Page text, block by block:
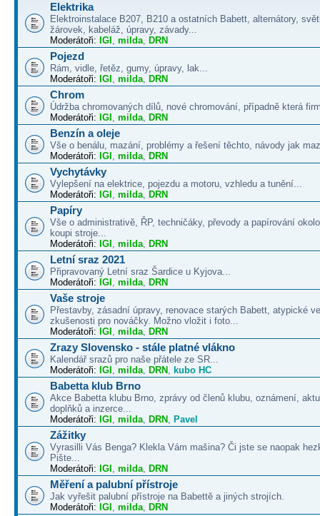
Elektrika
Elektroinstalace B207, B210 a ostatních Babett, alternátory,
žárovek, kabeláž, úpravy, závady...
Moderátoři: IGI , milda, DRN
Pojezd
Rám, vidle, řetěz, gumy, úpravy, lak...
Moderátoři: IGI , milda, DRN
Chrom
Údržba chromovaných dílů, nové chromování, případně která
Moderátoři: IGI , milda, DRN
Benzín a oleje
Vše o benálu, mazání, problémy a řešení těchto, návody jak
Moderátoři: IGI , milda, DRN
Vychytávky
Vylepšení na elektrice, pojezdu a motoru, vzhledu a tunění...
Moderátoři: IGI , milda, DRN
Papíry
Vše o administrativě, ŘP, techničáky, převody a papírování
koupi stroje...
Moderátoři: IGI , milda, DRN
Letní sraz 2021
Připravovaný Letní sraz Šardice u Kyjova...
Moderátoři: IGI , milda, DRN
Vaše stroje
Přestavby, zásadní úpravy, renovace starých Babett, atypické
zkušenosti pro nováčky. Možno vložit i foto...
Moderátoři: IGI , milda, DRN
Zrazy Slovensko - stále platné vlákno
Kalendář srazů pro naše přátele ze SR...
Moderátoři: IGI , milda, DRN , kubo HC
Babetta klub Brno
Akce Babetta klubu Brno, zprávy od členů klubu, oznámení,
doplňků a inzerce...
Moderátoři: IGI , milda, DRN , Pavel
Zážitky
Vyrasilli Vás Benga? Klekla Vám mašina? Či jste se naopak
Pište...
Moderátoři: IGI , milda, DRN
Měření a palubní přístroje
Jak vyřešit palubní přístroje na Babettě a jiných strojích.
Moderátoři: IGI , milda, DRN